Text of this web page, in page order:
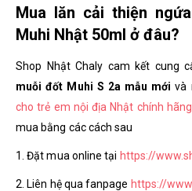
Mua lăn cải thiện
Muhi Nhật 50ml ở đâu?
Shop Nhật Chaly cam kết cung
muỗi đốt Muhi S 2a mẫu mớivà
cho trẻ em nội địa Nhật chính hãng
mua bằng các cách sau
1. Đặt mua online tại https://
2. Liên hệ qua fanpage https://